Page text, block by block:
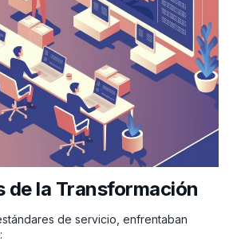
de la Transformación
de servicio, enfrentaban